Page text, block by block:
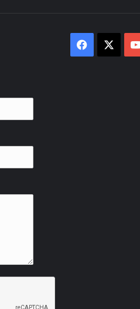
Facebook